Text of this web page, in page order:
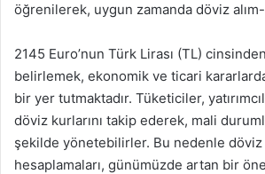
öğrenilerek, uygun zamanda döviz alım-
2145 Euro’nun Türk Lirası (TL)
belirlemek, ekonomik ve ticari
bir yer tutmaktadır. Tüketiciler,
döviz kurlarını takip ederek, mali
şekilde yönetebilirler. Bu nedenle döviz
hesaplamaları, günümüzde artan bir